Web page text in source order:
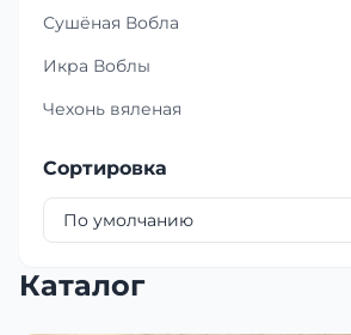
Сушёная Вобла
Икра Воблы
Чехонь вяленая
Сортировка
Каталог